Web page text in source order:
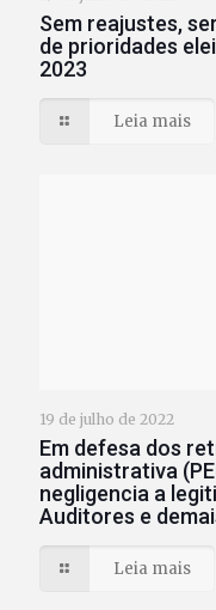
Sem reajustes,
de prioridades
2023
Leia mais
19 de julho de 2022
Em defesa dos
administrativa
negligencia a
Auditores e
Leia mais